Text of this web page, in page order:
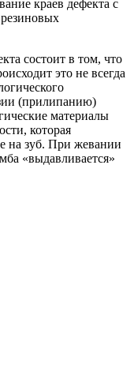
краев дефекта с
состоит в том, что
это не всегда
(прилипанию)
материалы
которая
на зуб. При жевании
«выдавливается»